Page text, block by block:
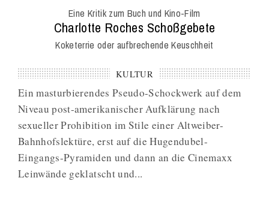
Eine Kritik zum Buch und Kino-Film
:
Charlotte Roches Schoßgebete
Koketerrie oder aufbrechende Keuschheit
KULTUR
Ein masturbierendes Pseudo-Schockwerk auf dem
Niveau post-amerikanischer Aufklärung nach
sexueller Prohibition im Stile einer Altweiber-
Bahnhofslektüre, erst auf die Hugendubel-
Eingangs-Pyramiden und dann an die Cinemaxx
Leinwände geklatscht und...